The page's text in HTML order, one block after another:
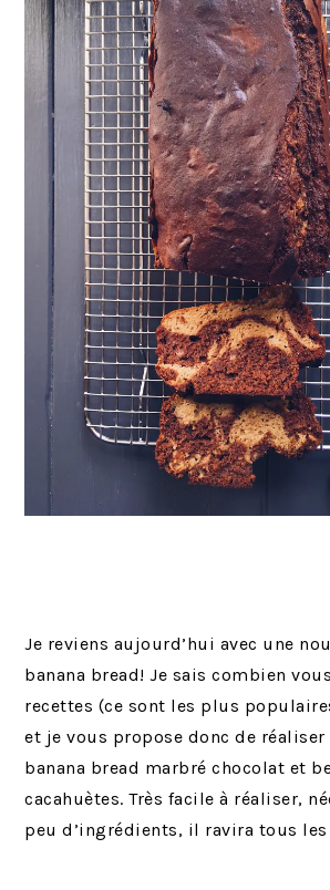
Je reviens aujourd’hui avec une
banana bread! Je sais combien
recettes (ce sont les plus
et je vous propose donc de réaliser
banana bread marbré chocolat et
cacahuètes. Très facile à réaliser,
peu d’ingrédients, il ravira tous